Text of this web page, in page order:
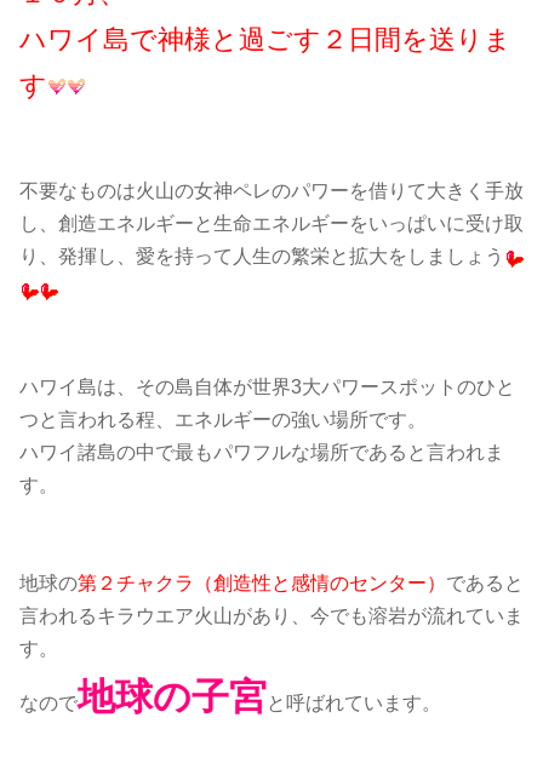
ハワイ島で神様と過ごす２日間を送りま
す
不要なものは火山の女神ペレのパワーを借りて大きく手放
し、 創造エネルギーと生命エネルギーをいっぱいに受け取
り、発揮し、愛を持って人生の繁栄と拡大をしましょう
ハワイ島は、その島自体が世界3大パワースポットのひと
つと言われる程、エネルギーの強い場所です。
ハワイ諸島の中で最もパワフルな場所であると言われま
す。
地球の第２チャクラ（創造性と感情のセンター） であると
言われるキラウエア火山があり、今でも溶岩が流れていま
す。
なので地球の子宮と呼ばれています。